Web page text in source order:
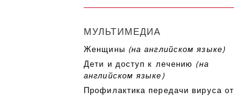
МУЛЬТИМЕДИА
Женщины (на английском языке)
Дети и доступ к лечению (на
английском языке)
Профилактика передачи вируса от